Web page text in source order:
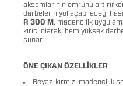
aksamlarının ömrünü
darbelerin yol açabileceği
R 300 M , madencilik
kırıcı olarak, hem yüksek
sunar.
ÖNE ÇIKAN ÖZELLİKLER
Beyaz-kırmızı madencilik